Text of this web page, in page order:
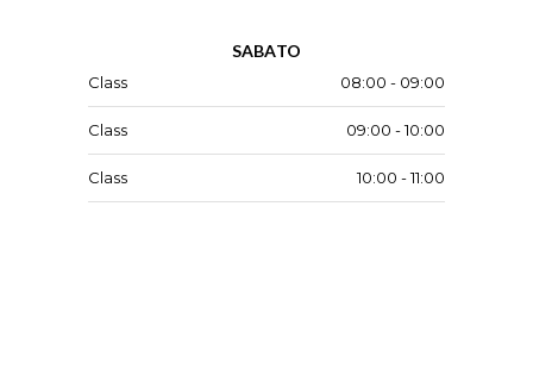
SABATO
Class 08:00 - 09:00
Class 09:00 - 10:00
Class 10:00 - 11:00